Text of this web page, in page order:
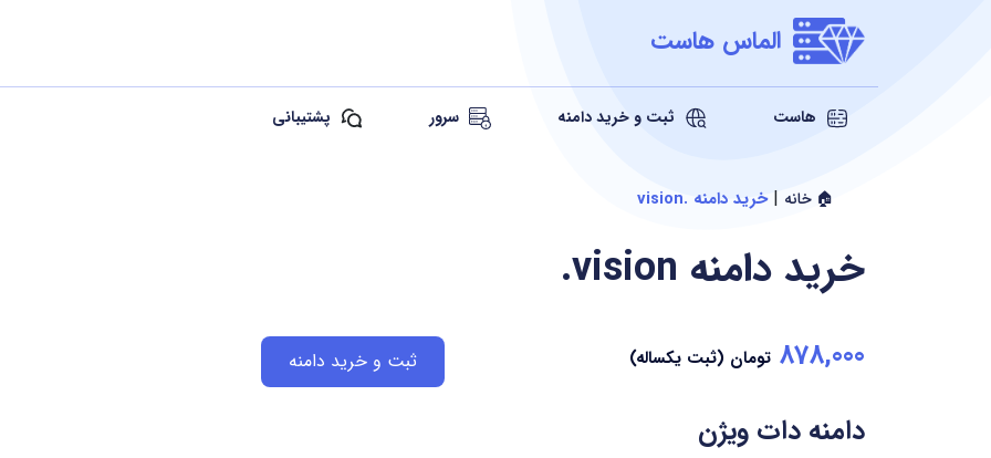
الماس هاست
هاست ثبت و خرید دامنه سرور پشتیبانی
🏠 خانه |خرید دامنه .vision
.vision خرید دامنه
878,000 تومان (ثبت یکساله) ثبت و خرید دامنه
دامنه دات ویژن